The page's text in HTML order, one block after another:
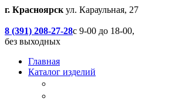
г. Красноярск ул. Караульная, 27
8 (391) 208-27-28с 9-00 до 18-00,
без выходных
Главная
Каталог изделий